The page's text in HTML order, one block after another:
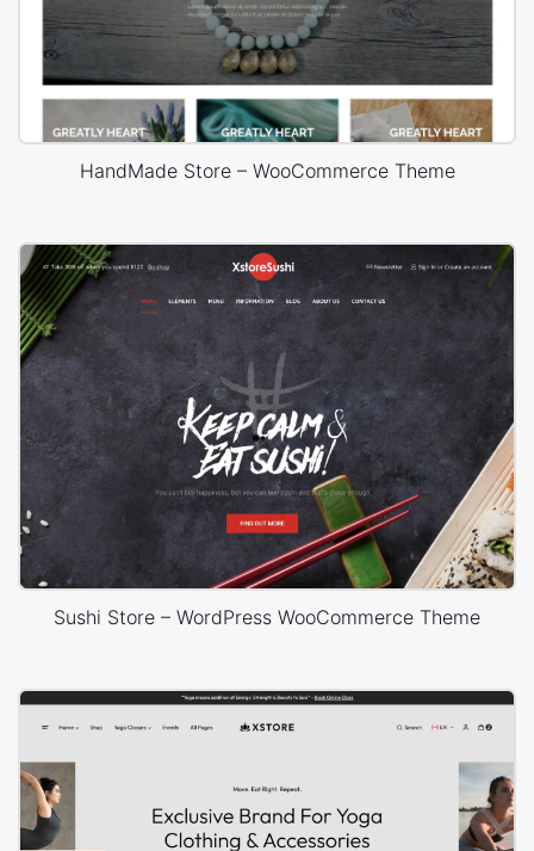
HandMade Store – WooCommerce Theme
Sushi Store – WordPress WooCommerce Theme